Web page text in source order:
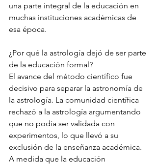
una parte integral de la educación en
muchas instituciones académicas de
esa época.
¿Por qué la astrología dejó de ser parte
de la educación formal?
El avance del método científico fue
decisivo para separar la astronomía de
la astrología. La comunidad científica
rechazó a la astrología argumentando
que no podía ser validada con
experimentos, lo que llevó a su
exclusión de la enseñanza académica.
A medida que la educación